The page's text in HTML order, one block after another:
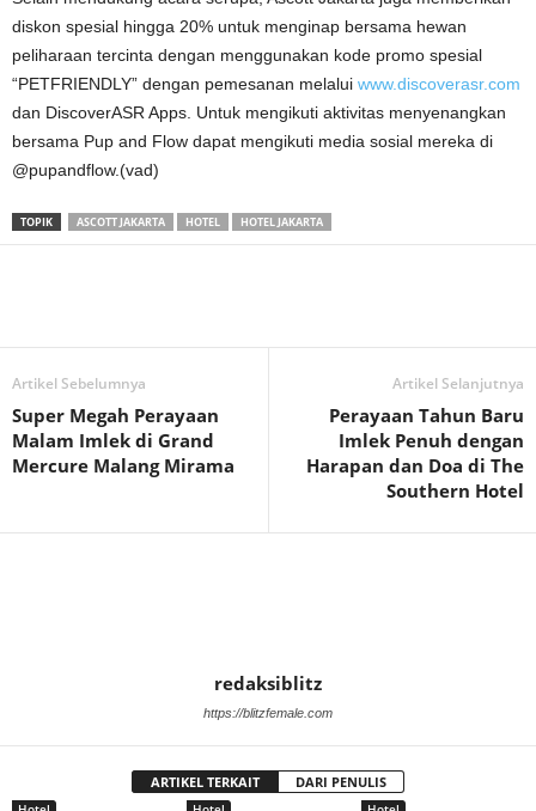
diskon spesial hingga 20% untuk menginap bersama hewan
peliharaan tercinta dengan menggunakan kode promo spesial
“PETFRIENDLY” dengan pemesanan melalui www.discoverasr.com
dan DiscoverASR Apps. Untuk mengikuti aktivitas menyenangkan
bersama Pup and Flow dapat mengikuti media sosial mereka di
@pupandflow.(vad)
TOPIK ASCOTT JAKARTA HOTEL HOTEL JAKARTA
Artikel Sebelumnya
Super Megah Perayaan
Malam Imlek di Grand
Mercure Malang Mirama
Artikel Selanjutnya
Perayaan Tahun Baru
Imlek Penuh dengan
Harapan dan Doa di The
Southern Hotel
redaksiblitz
https://blitzfemale.com
ARTIKEL TERKAIT DARI PENULIS